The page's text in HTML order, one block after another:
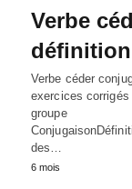
Verbe
Verbe céder
exercices
groupe
des…
6 mois